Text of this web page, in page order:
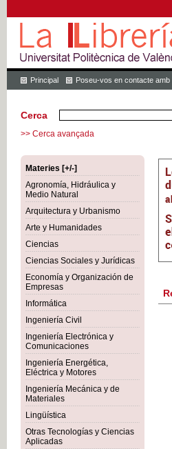
Principal Poseu-vos en contacte amb
Cerca
>> Cerca avançada
Materies [+/-]
Agronomía, Hidráulica y
Medio Natural
Arquitectura y Urbanismo
Arte y Humanidades
Ciencias
Ciencias Sociales y Jurídicas
Economía y Organización de
Empresas
Informática
Ingeniería Civil
Ingeniería Electrónica y
Comunicaciones
Ingeniería Energética,
Eléctrica y Motores
Ingeniería Mecánica y de
Materiales
Lingüística
Otras Tecnologías y Ciencias
Aplicadas